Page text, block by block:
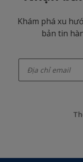
Khám phá xu
bản tin